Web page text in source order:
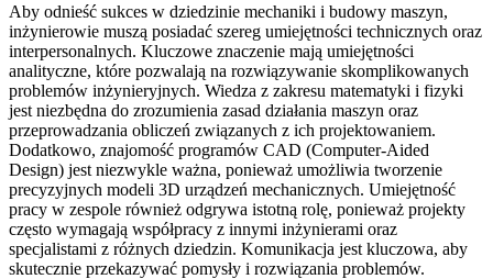
Aby odnieść sukces w dziedzinie mechaniki i budowy maszyn,
inżynierowie muszą posiadać szereg umiejętności technicznych oraz
interpersonalnych. Kluczowe znaczenie mają umiejętności
analityczne, które pozwalają na rozwiązywanie skomplikowanych
problemów inżynieryjnych. Wiedza z zakresu matematyki i fizyki
jest niezbędna do zrozumienia zasad działania maszyn oraz
przeprowadzania obliczeń związanych z ich projektowaniem.
Dodatkowo, znajomość programów CAD (Computer-Aided
Design) jest niezwykle ważna, ponieważ umożliwia tworzenie
precyzyjnych modeli 3D urządzeń mechanicznych. Umiejętność
pracy w zespole również odgrywa istotną rolę, ponieważ projekty
często wymagają współpracy z innymi inżynierami oraz
specjalistami z różnych dziedzin. Komunikacja jest kluczowa, aby
skutecznie przekazywać pomysły i rozwiązania problemów.